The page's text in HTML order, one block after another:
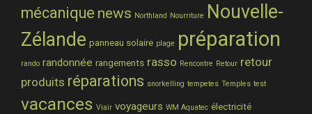
mécanique news Northland Nourriture Nouvelle-
Zélande panneau solaire plage préparation
rando randonnée rangements rasso Rencontre Retour retour
produits réparations snorkelling tempetes Temples test
vacances Viair voyageurs WM Aquatec électricité